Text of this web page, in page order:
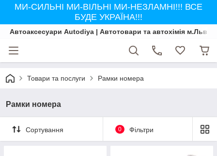
МИ-СИЛЬНІ МИ-ВІЛЬНІ МИ-НЕЗЛАМНІ!!! ВСЕ
БУДЕ УКРАЇНА!!!
Автоаксесуари Autodiya | Автотовари та автохімія м.Львів
Товари та послуги Рамки номера
Рамки номера
Сортування 0 Фільтри